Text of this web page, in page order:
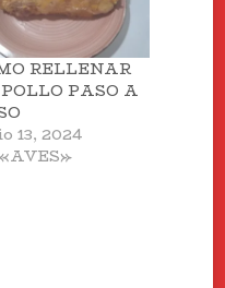
RELLENAR
PASO A
13, 2024